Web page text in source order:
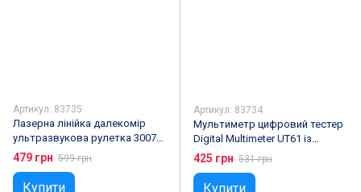
Артикул: 83735
Лазерна лінійка далекомір
ультразвукова рулетка 3007
test distance DY-533
479 грн 599 грн
Купити
Артикул: 83734
Мультиметр цифровий тестер
Digital Multimeter UT61 із
чохлом
425 грн 531 грн
Купити